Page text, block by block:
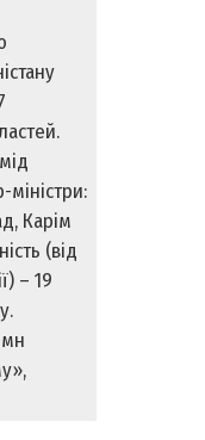
Карім
(від
– 19